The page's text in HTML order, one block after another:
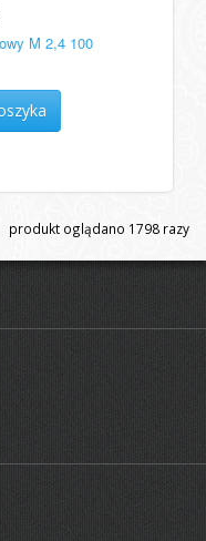
M 2,4 100
produkt oglądano 1798 razy